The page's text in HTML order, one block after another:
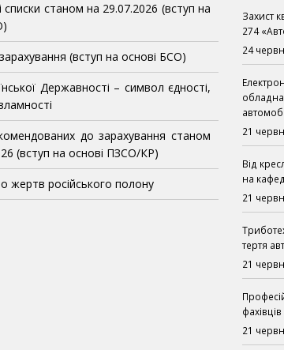
списки станом на 29.07.2026 (вступ на
(вступ на основі БСО)
Державності – символ єдності,
до зарахування станом
(вступ на основі ПЗСО/КР)
жертв російського полону
Захист
274
24
21
Від
на
21
тертя
21
21